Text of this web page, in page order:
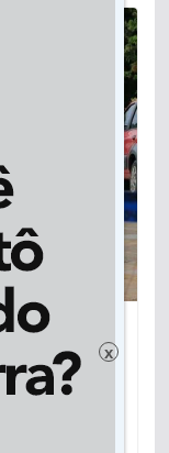
MT
MIL
x